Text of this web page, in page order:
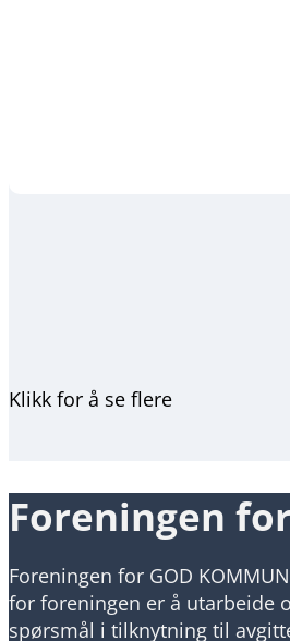
Klikk for å se flere
Foreningen
Foreningen for GOD
for foreningen er å utarbeide
spørsmål i tilknytning til